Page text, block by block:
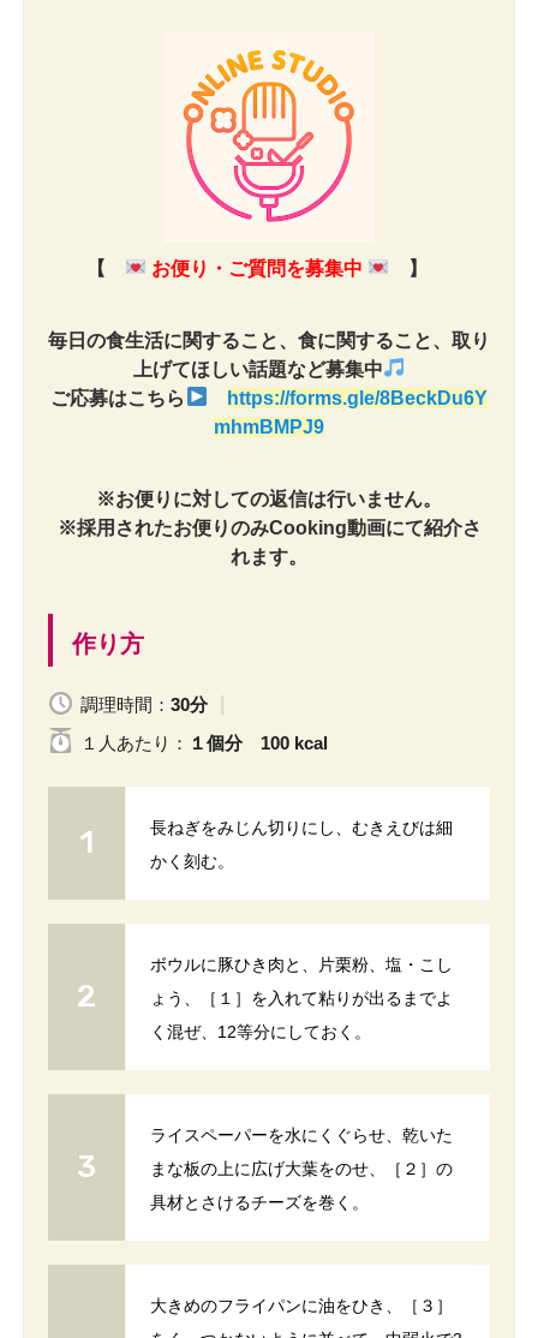
【 お便り・ご質問を募集中 】
毎日の食生活に関すること、食に関すること、取り
上げてほしい話題など募集中
ご応募はこちら
https://forms.gle/8BeckDu6Y
mhmBMPJ9
※お便りに対しての返信は行いません。
※採用されたお便りのみCooking動画にて紹介さ
れます。
作り方
調理時間： 30分
１人 あたり ： １個分 100 kcal
長ねぎをみじん切りにし、むきえびは細
かく刻む。
ボウルに豚ひき肉と、片栗粉、塩・こし
ょう、［１］を入れて粘りが出るまでよ
く混ぜ、12等分にしておく。
ライスペーパーを水にくぐらせ、乾いた
まな板の上に広げ大葉をのせ、［２］の
具材とさけるチーズを巻く。
大きめのフライパンに油をひき、［３］